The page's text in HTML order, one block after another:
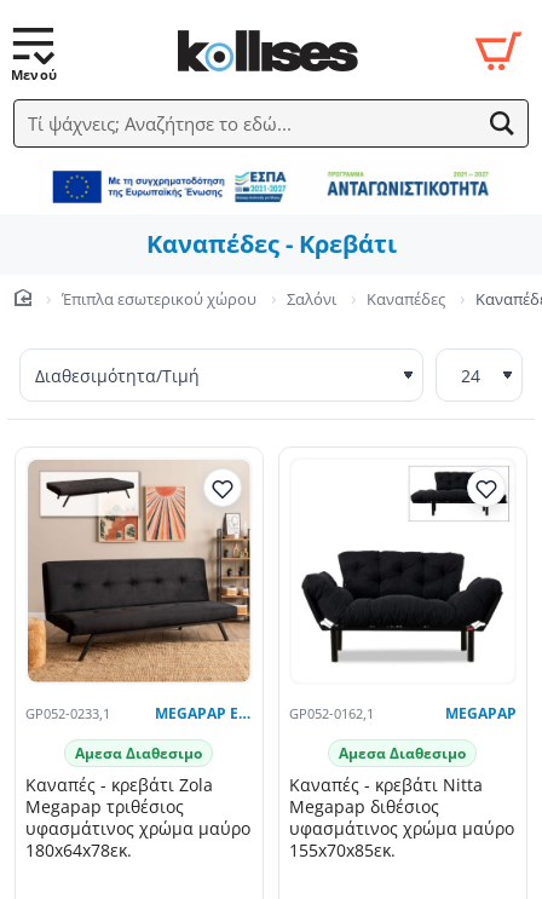
Τί ψάχνεις; Αναζήτησε το εδώ...
Καναπέδες - Κρεβάτι
Έπιπλα εσωτερικού χώρου Σαλόνι Καναπέδες
GP052-0233,1 MEGAPAP EXCLUSIVE
Αμεσα Διαθεσιμο
Καναπές - κρεβάτι Zola
Megapap τριθέσιος
υφασμάτινος χρώμα μαύρο
180x64x78εκ.
GP052-0162,1 MEGAPAP
Αμεσα Διαθεσιμο
Καναπές - κρεβάτι Nitta
Megapap διθέσιος
υφασμάτινος χρώμα μαύρο
155x70x85εκ.